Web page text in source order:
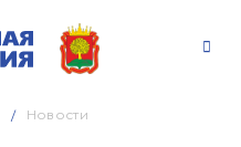
Новости